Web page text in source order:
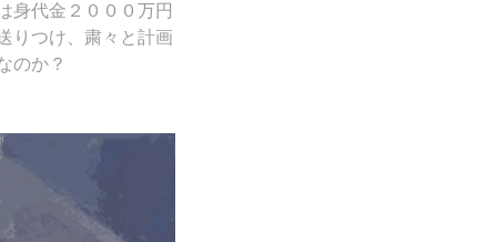
身代金２０００万円
りつけ、粛々と計画
のか？